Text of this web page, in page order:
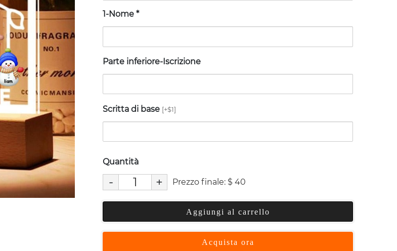
1-Nome*
Parte inferiore-Iscrizione
Scritta di base [+$1]
Quantità
- + Prezzo finale: $ 40
Aggiungi al carrello
Acquista ora